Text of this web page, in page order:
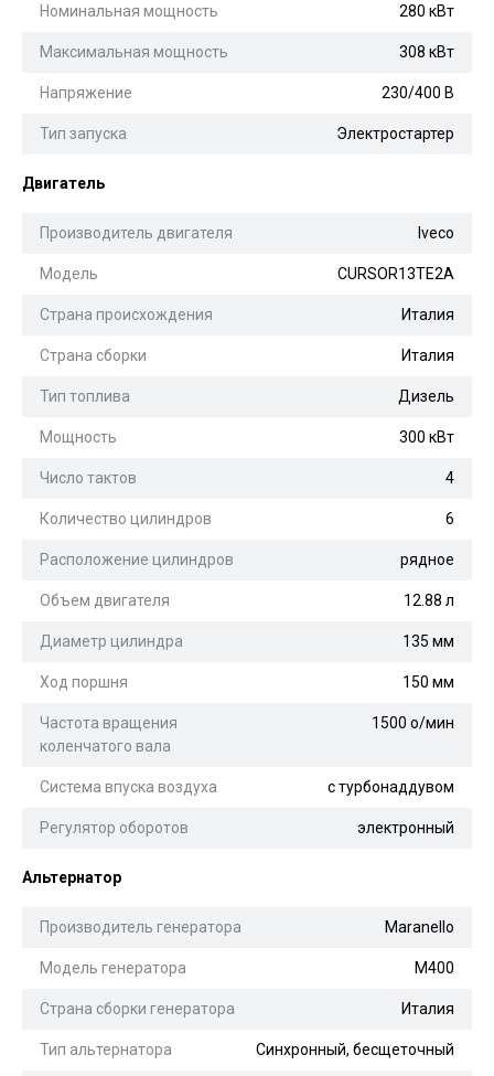
Номинальная мощность 280 кВт
Максимальная мощность 308 кВт
Напряжение 230/400 В
Тип запуска Электростартер
Двигатель
Производитель двигателя Iveco
Модель CURSOR13TE2A
Страна происхождения Италия
Страна сборки Италия
Тип топлива Дизель
Мощность 300 кВт
Число тактов 4
Количество цилиндров 6
Расположение цилиндров рядное
Объем двигателя 12.88 л
Диаметр цилиндра 135 мм
Ход поршня 150 мм
Частота вращения
коленчатого вала
1500 о/мин
Система впуска воздуха с турбонаддувом
Регулятор оборотов электронный
Альтернатор
Производитель генератора Maranello
Модель генератора M400
Страна сборки генератора Италия
Тип альтернатора Синхронный, бесщеточный